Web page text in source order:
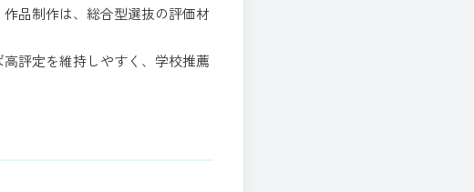
品制作は、総合型選抜の評価材
評定を維持しやすく、学校推薦